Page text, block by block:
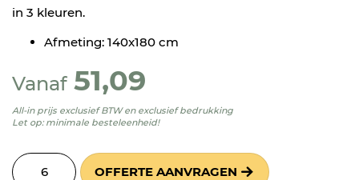
in 3 kleuren.
Afmeting: 140x180 cm
Vanaf 51,09
All-in prijs exclusief BTW en exclusief bedrukking
Let op: minimale besteleenheid!
OFFERTE AANVRAGEN